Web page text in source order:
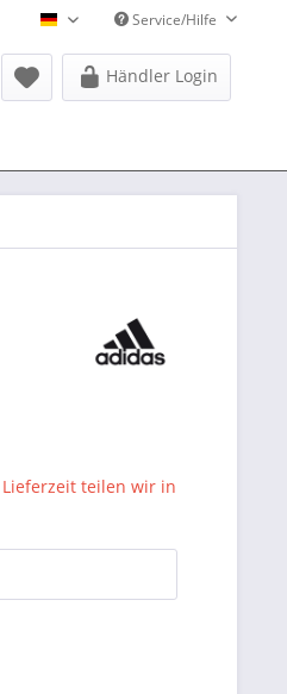
Donausports Deutsch
Service/Hilfe
Händler Login
teilen wir in